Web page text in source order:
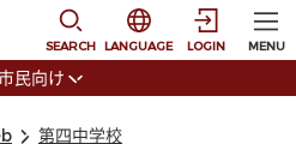
SEARCH
選択すると言語の切
LANGUAGE LOGIN MENU
民向け
第四中学校